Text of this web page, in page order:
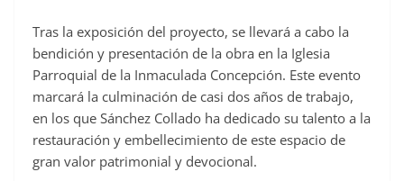
Tras la exposición del proyecto, se llevará a cabo la
bendición y presentación de la obra en la Iglesia
Parroquial de la Inmaculada Concepción. Este evento
marcará la culminación de casi dos años de trabajo,
en los que Sánchez Collado ha dedicado su talento a la
restauración y embellecimiento de este espacio de
gran valor patrimonial y devocional.